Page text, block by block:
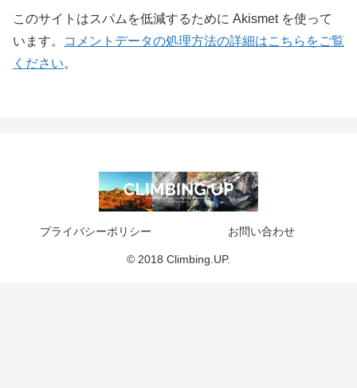
このサイトはスパムを低減するために Akismet を使って
います。
コメントデータの処理方法の詳細はこちらをご覧
ください。
プライバシーポリシー お問い合わせ
© 2018 Climbing.UP.